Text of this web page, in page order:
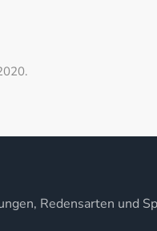
Redensarten und